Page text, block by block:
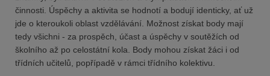
činnosti. Úspěchy a aktivita se hodnotí a bodují identicky, ať už
jde o kteroukoli oblast vzdělávání. Možnost získat body mají
tedy všichni - za prospěch, účast a úspěchy v soutěžích od
školního až po celostátní kola. Body mohou získat žáci i od
třídních učitelů, popřípadě v rámci třídního kolektivu.